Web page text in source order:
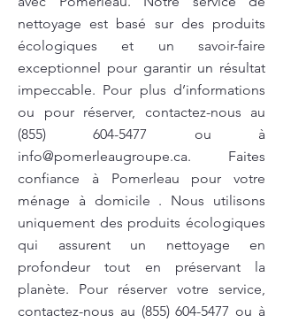
nettoyage est basé sur des produits
écologiques et un savoir-faire
exceptionnel pour garantir un résultat
impeccable. Pour plus d’informations
ou pour réserver, contactez-nous au
(855) 604-5477 ou à
info@pomerleaugroupe.ca. Faites
confiance à Pomerleau pour votre
ménage à domicile . Nous utilisons
uniquement des produits écologiques
qui assurent un nettoyage en
profondeur tout en préservant la
planète. Pour réserver votre service,
contactez-nous au (855) 604-5477 ou à